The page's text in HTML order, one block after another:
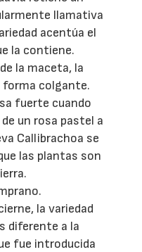
llamativa
acentúa el
la contiene.
la maceta, la
forma colgante.
fuerte cuando
un rosa pastel a
Callibrachoa se
las plantas son
la variedad
diferente a la
fue introducida